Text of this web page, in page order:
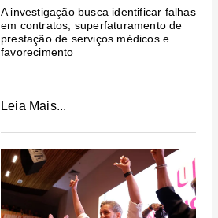
A investigação busca identificar falhas
em contratos, superfaturamento de
prestação de serviços médicos e
favorecimento
Leia Mais...